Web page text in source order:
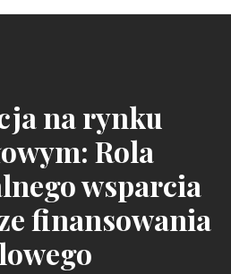
na rynku
Rola
wsparcia
finansowania